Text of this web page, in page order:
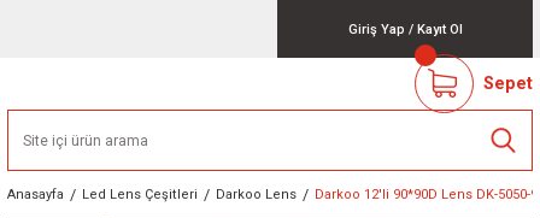
Giriş Yap / Kayıt Ol
Sepet
Anasayfa Led Lens Çeşitleri Darkoo Lens Darkoo 12'li 90*90D Lens DK-5050-